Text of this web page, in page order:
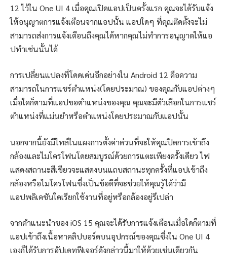
12 ไว้ใน One UI 4 เมื่อคุณเปิดแอปเป็นครั้งแรก คุณจะได้รับแจ้ง
ให้อนุญาตการแจ้งเตือนจากแอปนั้น แอปใดๆ ที่คุณติดตั้งจะไม่
สามารถส่งการแจ้งเตือนถึงคุณได้หากคุณไม่ทำการอนุญาตให้แอ
ปทำเช่นนั้นได้
การเปลี่ยนแปลงที่โดดเด่นอีกอย่างใน Android 12 คือความ
สามารถในการแชร์ตำแหน่ง(โดยประมาณ) ของคุณกับแอปต่างๆ
เมื่อใดก็ตามที่แอปขอตำแหน่งของคุณ คุณจะมีตัวเลือกในการแชร์
ตำแหน่งที่แม่นยำหรือตำแหน่งโดยประมาณกับแอปนั้น
นอกจากนี้ยังมีไทล์ในแผงการตั้งค่าด่วนที่จะให้คุณปิดการเข้าถึง
กล้องและไมโครโฟนโดยสมบูรณ์ด้วยการแตะเพียงครั้งเดียว ไฟ
แสดงสถานะสีเขียวจะแสดงบนแถบสถานะทุกครั้งที่แอปเข้าถึง
กล้องหรือไมโครโฟนซึ่งเป็นข้อดีที่จะช่วยให้คุณรู้ได้ว่ามี
แอปพลิเคชันใดเรียกใช้งานที่อยู่หรือกล้องอยู่รึเปล่า
จากคำแนะนำของ iOS 15 คุณจะได้รับการแจ้งเตือนเมื่อใดก็ตามที่
แอปเข้าถึงเนื้อหาคลิปบอร์ดบนอุปกรณ์ของคุณซึ่งใน One UI 4
เองก็ได้รับการอัปเดทฟีเจอร์ดังกล่าวนี้มาให้ด้วยเช่นเดียวกัน